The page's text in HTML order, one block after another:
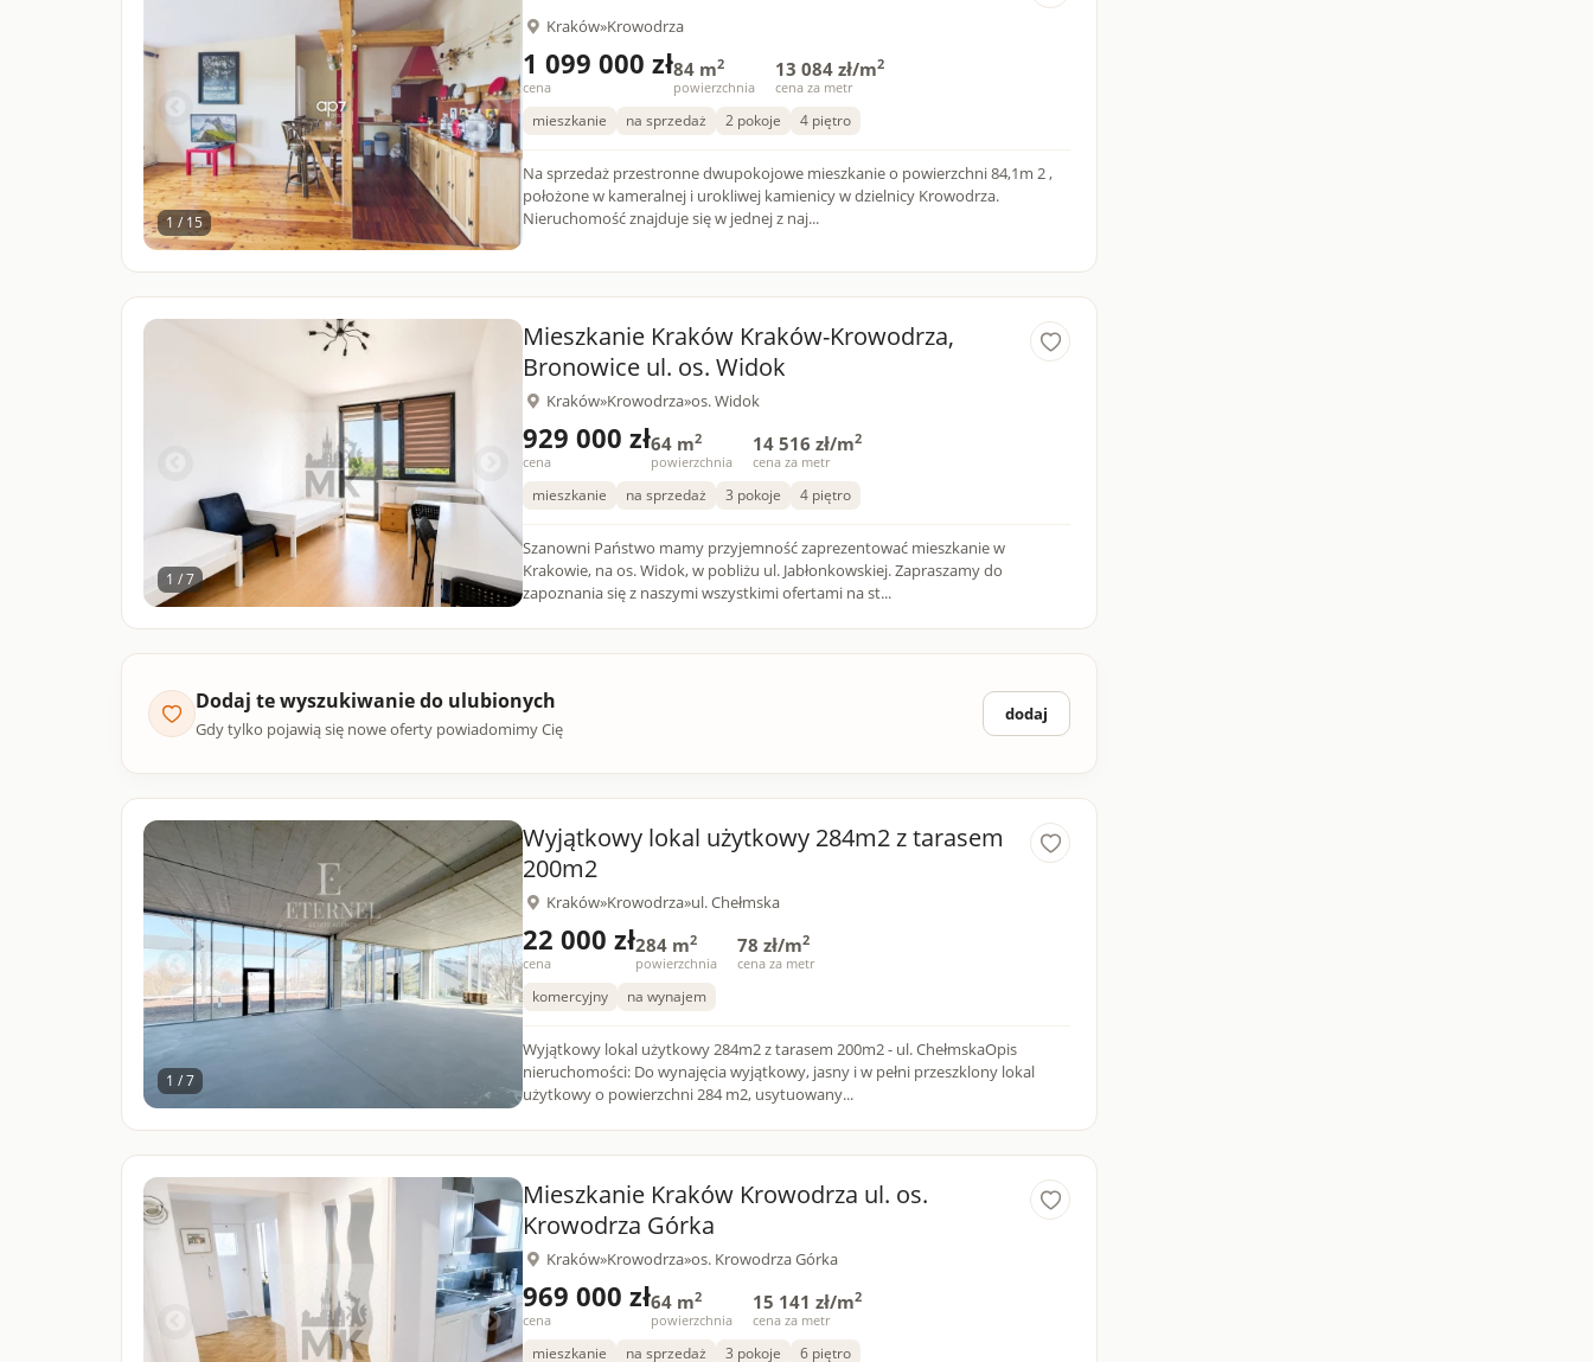
1 / 15
Kraków»Krowodrza
1 099 000 zł
cena
84 m2
powierzchnia
13 084 zł/m2
cena za metr
mieszkanie na sprzedaż 2 pokoje 4 piętro
Na sprzedaż przestronne dwupokojowe mieszkanie o powierzchni 84,1m 2 ,
położone w kameralnej i urokliwej kamienicy w dzielnicy Krowodrza.
Nieruchomość znajduje się w jednej z naj...
1 / 7
Mieszkanie Kraków Kraków-Krowodrza,
Bronowice ul. os. Widok
Kraków»Krowodrza»os. Widok
929 000 zł
cena
64 m2
powierzchnia
14 516 zł/m2
cena za metr
mieszkanie na sprzedaż 3 pokoje 4 piętro
Szanowni Państwo mamy przyjemność zaprezentować mieszkanie w
Krakowie, na os. Widok, w pobliżu ul. Jabłonkowskiej. Zapraszamy do
zapoznania się z naszymi wszystkimi ofertami na st...
Dodaj te wyszukiwanie do ulubionych
Gdy tylko pojawią się nowe oferty powiadomimy Cię
dodaj
1 / 7
Wyjątkowy lokal użytkowy 284m2 z tarasem
200m2
Kraków»Krowodrza»ul. Chełmska
22 000 zł
cena
284 m2
powierzchnia
78 zł/m2
cena za metr
komercyjny na wynajem
Wyjątkowy lokal użytkowy 284m2 z tarasem 200m2 - ul. ChełmskaOpis
nieruchomości: Do wynajęcia wyjątkowy, jasny i w pełni przeszklony lokal
użytkowy o powierzchni 284 m2, usytuowany...
Mieszkanie Kraków Krowodrza ul. os.
Krowodrza Górka
Kraków»Krowodrza»os. Krowodrza Górka
969 000 zł
cena
64 m2
powierzchnia
15 141 zł/m2
cena za metr
mieszkanie na sprzedaż 3 pokoje 6 piętro